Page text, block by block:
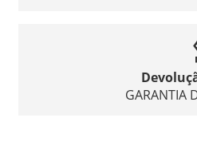
GARANTIA